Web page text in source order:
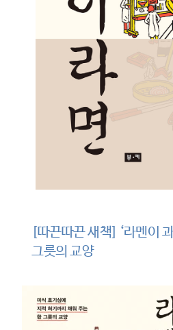
[따끈따끈 새책] ‘라멘이
그릇의 교양